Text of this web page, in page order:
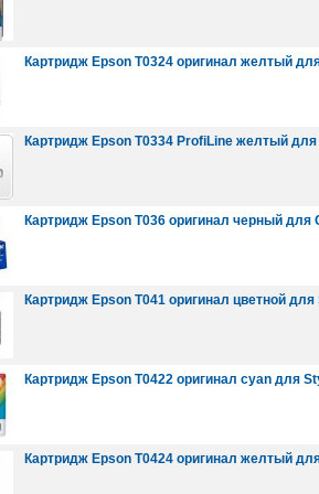
Картридж Epson T0324 оригинал желтый
Картридж Epson T0334 ProfiLine желтый
Картридж Epson T036 оригинал черный для
Картридж Epson T041 оригинал цветной
Картридж Epson T0422 оригинал cyan для
Картридж Epson T0424 оригинал желтый